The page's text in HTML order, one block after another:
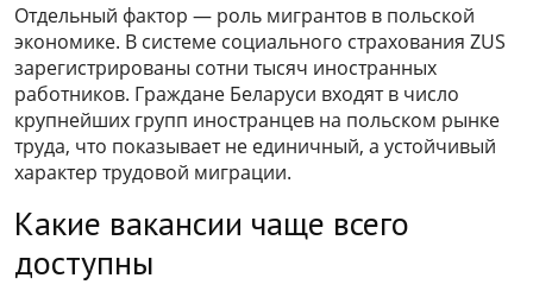
Отдельный фактор — роль мигрантов в польской
экономике. В системе социального страхования ZUS
зарегистрированы сотни тысяч иностранных
работников. Граждане Беларуси входят в число
крупнейших групп иностранцев на польском рынке
труда, что показывает не единичный, а устойчивый
характер трудовой миграции.
Какие вакансии чаще всего
доступны